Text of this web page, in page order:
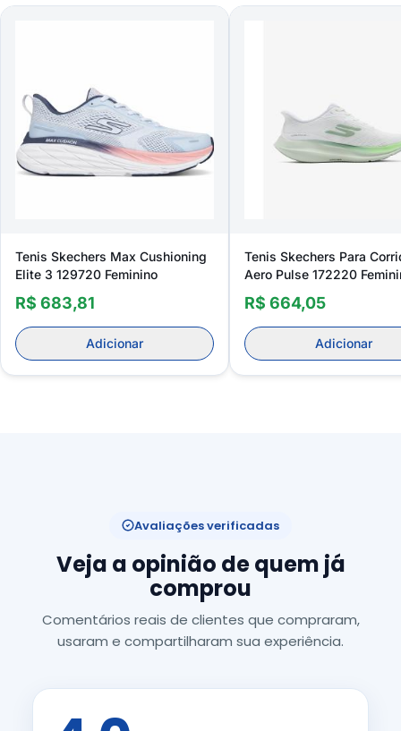
Tenis Skechers Max Cushioning
Elite 3 129720 Feminino
R$ 683,81
Adicionar
Tenis Skechers Para
Aero Pulse 172220
R$ 664,05
Adicionar
Avaliações verificadas
Veja a opinião de quem já
comprou
Comentários reais de clientes que compraram,
usaram e compartilharam sua experiência.